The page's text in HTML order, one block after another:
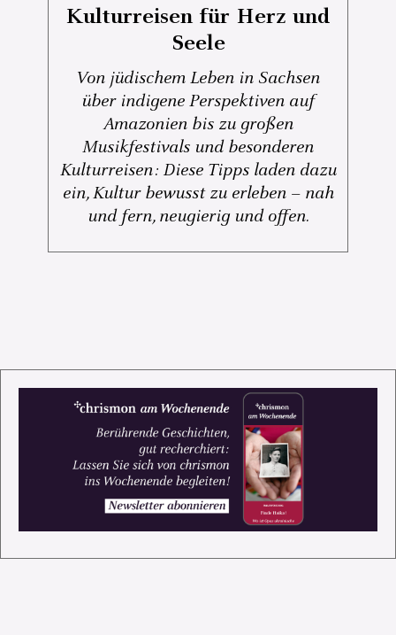
Kulturreisen für Herz und
Seele
Von jüdischem Leben in Sachsen
über indigene Perspektiven auf
Amazonien bis zu großen
Musikfestivals und besonderen
Kulturreisen: Diese Tipps laden dazu
ein, Kultur bewusst zu erleben – nah
und fern, neugierig und offen.